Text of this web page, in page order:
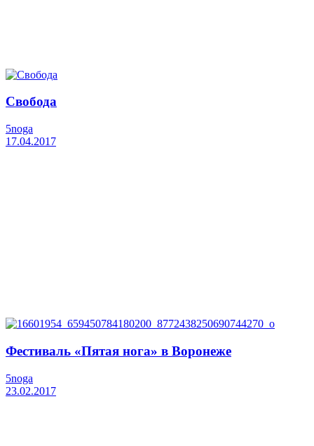
Свобода
5noga
17.04.2017
Фестиваль «Пятая нога» в Воронеже
5noga
23.02.2017